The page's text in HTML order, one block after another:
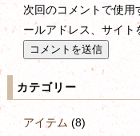
次回のコメントで使用
ールアドレス、サイト
カテゴリー
アイテム (8)